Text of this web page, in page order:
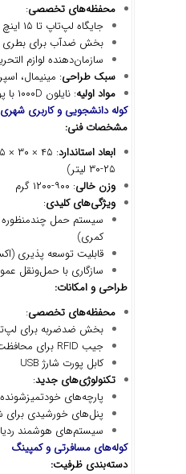
محفظههای تخصصی:
جایگاه لپ‌تاپ تا ۱۵ اینچ
بخش ضدآب برای بطری
سازمان‌دهنده لوازم
سبک طراحی: مینیمال،
مواد اولیه: نایلون ۱۰۰۰D با پوشش PU ضدآب
کوله دانشجویی و کاربری شهری
مشخصات فنی:
ابعاد استاندارد
۲۵-۳۰ لیتر)
وزن خالی: ۹۰۰-۱۲۰۰ گرم
ویژگیهای کلیدی:
سیستم حمل چندمنظوره
کمری)
قابلیت توسعه پذیری
سازگاری با حمل‌ونقل
طراحی و امکانات:
محفظههای تخصصی:
بخش ضدضربه برای لپ‌تاپ ۱۵-۱۷
جیب RFID برای محافظت از کارت‌ها
کابل پورت شارژ USB
تکنولوژیهای جدید:
پارچه‌های خودتمیزشونده
پنل‌های خورشیدی برای
سیستم‌های هوشمند
کولههای مسافرتی و کمپینگ
دستهبندی ظرفیت: